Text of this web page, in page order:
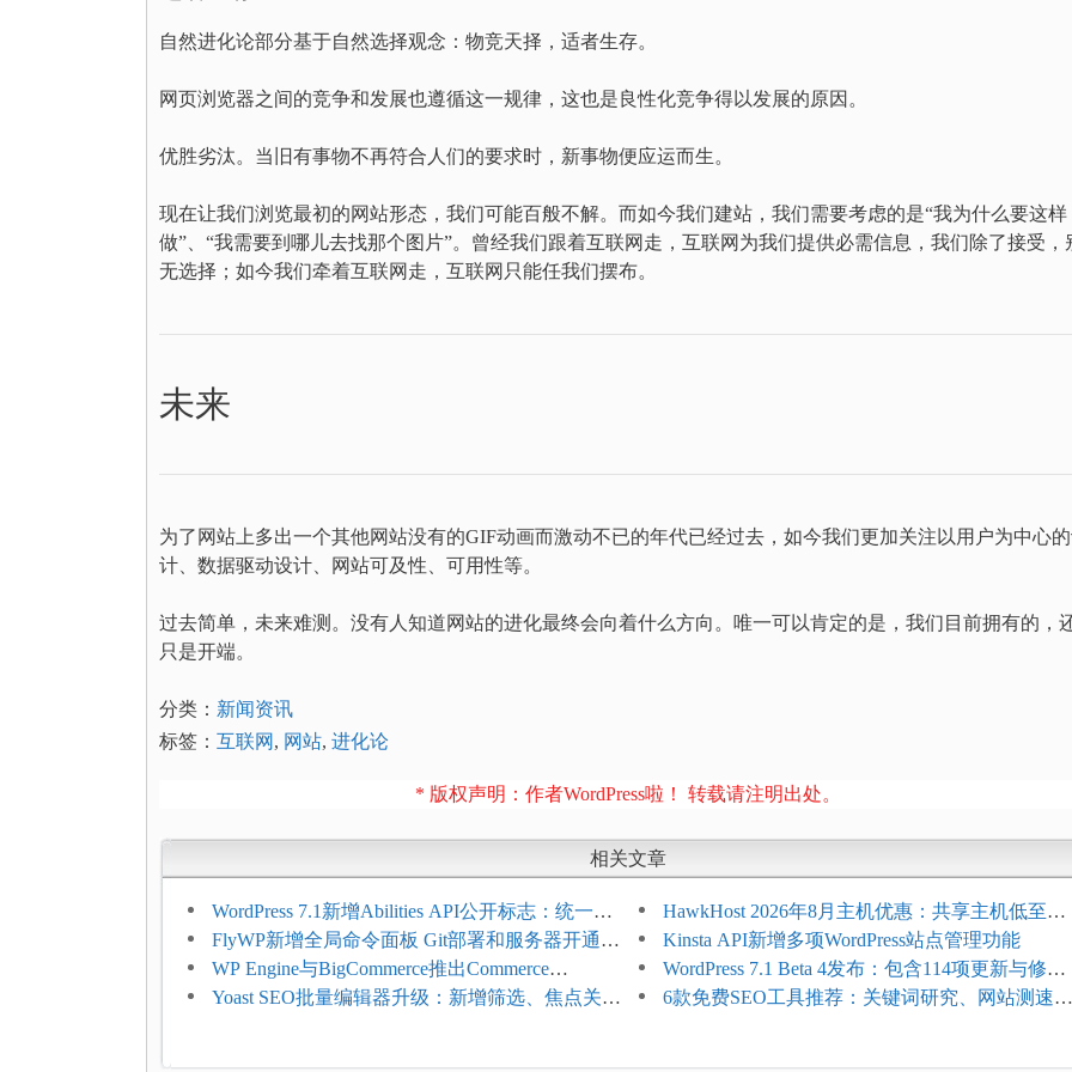
自然进化论部分基于自然选择观念：物竞天择，适者生存。
网页浏览器之间的竞争和发展也遵循这一规律，这也是良性化竞争得以发展的原因。
优胜劣汰。当旧有事物不再符合人们的要求时，新事物便应运而生。
现在让我们浏览最初的网站形态，我们可能百般不解。而如今我们建站，我们需要考虑的是“我为什么要这样
做”、“我需要到哪儿去找那个图片”。曾经我们跟着互联网走，互联网为我们提供必需信息，我们除了接受，
无选择；如今我们牵着互联网走，互联网只能任我们摆布。
未来
为了网站上多出一个其他网站没有的GIF动画而激动不已的年代已经过去，如今我们更加关注以用户为中心
计、数据驱动设计、网站可及性、可用性等。
过去简单，未来难测。没有人知道网站的进化最终会向着什么方向。唯一可以肯定的是，我们目前拥有的，
只是开端。
分类： 新闻资讯
标签： 互联网 , 网站, 进化论
* 版权声明：作者WordPress啦！ 转载请注明出处。
相关文章
WordPress 7.1新增Abilities API公开标志：统一支
持REST API、MCP与AI代理
HawkHost 2026年8月主机优惠：共享主机低至
$2.61/月，高性能主机同步折扣
FlyWP新增全局命令面板 Git部署和服务器开通更
方便
Kinsta API新增多项WordPress站点管理功能
WP Engine与BigCommerce推出Commerce
Connect：WordPress商店可保留前台体验并扩展电
WordPress 7.1 Beta 4发布：包含114项更新与修
复，仅建议在测试环境体验
Yoast SEO批量编辑器升级：新增筛选、焦点关键
6款免费SEO工具推荐：关键词研究、网站测速与